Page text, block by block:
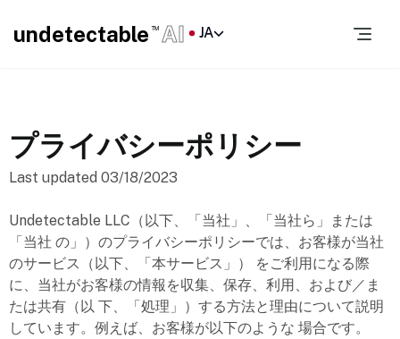
undetectable TM AI JA
プライバシーポリシー
Last updated 03/18/2023
Undetectable LLC（以下、「当社」、「当社ら」または
「当社 の」）のプライバシーポリシーでは、お客様が当社
のサービス（以下、「本サービス」） をご利用になる際
に、当社がお客様の情報を収集、保存、利用、および／ま
たは共有（以 下、「処理」）する方法と理由について説明
しています。例えば、お客様が以下のような 場合です。